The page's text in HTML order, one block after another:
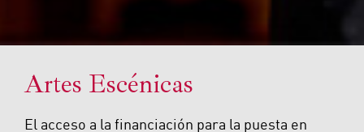
Artes Escénicas
El acceso a la financiación para la puesta en